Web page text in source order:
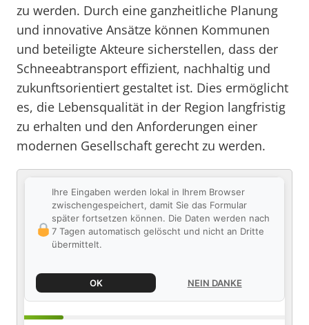
zu werden. Durch eine ganzheitliche Planung
und innovative Ansätze können Kommunen
und beteiligte Akteure sicherstellen, dass der
Schneeabtransport effizient, nachhaltig und
zukunftsorientiert gestaltet ist. Dies ermöglicht
es, die Lebensqualität in der Region langfristig
zu erhalten und den Anforderungen einer
modernen Gesellschaft gerecht zu werden.
Ihre Eingaben werden lokal in Ihrem Browser
zwischengespeichert, damit Sie das Formular
später fortsetzen können. Die Daten werden nach
7 Tagen automatisch gelöscht und nicht an Dritte
übermittelt.
OK NEIN DANKE